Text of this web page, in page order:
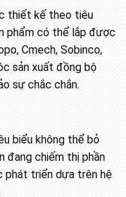
thiết kế theo tiêu
phẩm có thể lắp được
Cmech, Sobinco,
sản xuất đồng bộ
sự chắc chắn.
biểu không thể bỏ
đang chiếm thị phần
phát triển dựa trên hệ